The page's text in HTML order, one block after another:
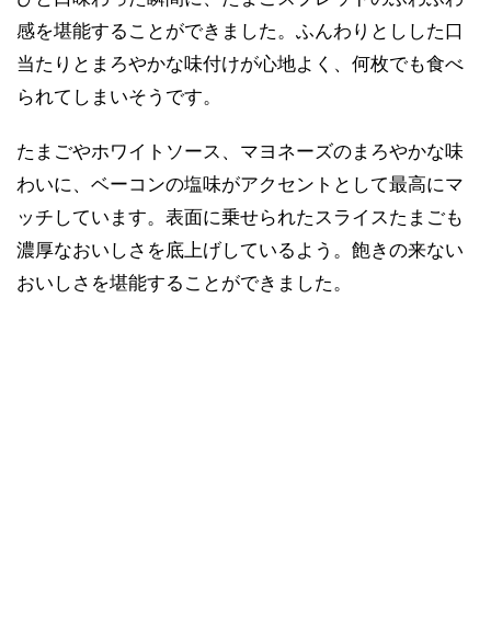
感を堪能することができました。ふんわりとしした口
当たりとまろやかな味付けが心地よく、何枚でも食べ
られてしまいそうです。
たまごやホワイトソース、マヨネーズのまろやかな味
わいに、ベーコンの塩味がアクセントとして最高にマ
ッチしています。表面に乗せられたスライスたまごも
濃厚なおいしさを底上げしているよう。飽きの来ない
おいしさを堪能することができました。